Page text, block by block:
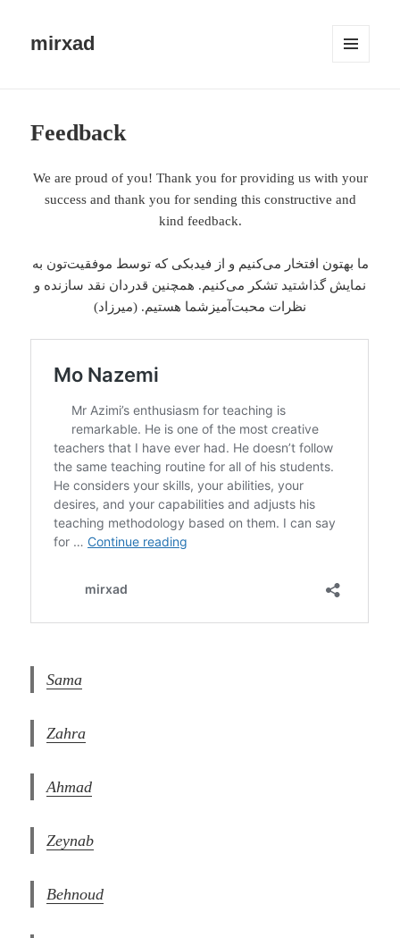
mirxad
Feedback
We are proud of you! Thank you for providing us with your
success and thank you for sending this constructive and
kind feedback.
ما بهتون افتخار می‌کنیم و از فیدبکی که توسط موفقیت‌تون به
نمایش گذاشتید تشکر می‌کنیم. همچنین قدردان نقد سازنده و
نظرات محبت‌آمیزشما هستیم. (میرزاد)
Sama
Zahra
Ahmad
Zeynab
Behnoud